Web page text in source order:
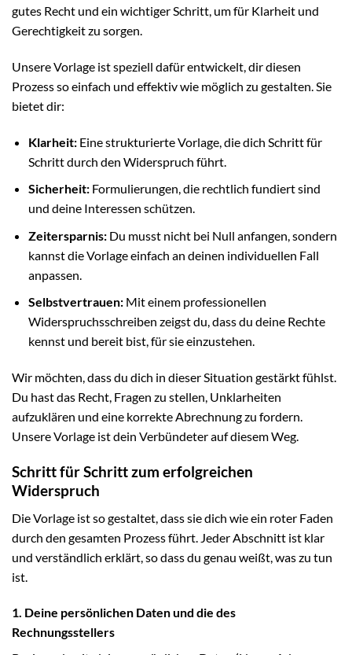
gutes Recht und ein wichtiger Schritt, um für Klarheit und
Gerechtigkeit zu sorgen.
Unsere Vorlage ist speziell dafür entwickelt, dir diesen
Prozess so einfach und effektiv wie möglich zu gestalten. Sie
bietet dir:
Klarheit:Eine strukturierte Vorlage, die dich Schritt für
Schritt durch den Widerspruch führt.
Sicherheit:Formulierungen, die rechtlich fundiert sind
und deine Interessen schützen.
Zeitersparnis:Du musst nicht bei Null anfangen, sondern
kannst die Vorlage einfach an deinen individuellen Fall
anpassen.
Selbstvertrauen:Mit einem professionellen
Widerspruchsschreiben zeigst du, dass du deine Rechte
kennst und bereit bist, für sie einzustehen.
Wir möchten, dass du dich in dieser Situation gestärkt fühlst.
Du hast das Recht, Fragen zu stellen, Unklarheiten
aufzuklären und eine korrekte Abrechnung zu fordern.
Unsere Vorlage ist dein Verbündeter auf diesem Weg.
Schritt für Schritt zum erfolgreichen
Widerspruch
Die Vorlage ist so gestaltet, dass sie dich wie ein roter Faden
durch den gesamten Prozess führt. Jeder Abschnitt ist klar
und verständlich erklärt, so dass du genau weißt, was zu tun
ist.
1. Deine persönlichen Daten und die des
Rechnungsstellers